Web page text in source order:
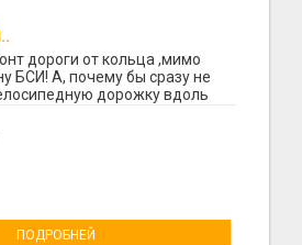
дороги от кольца ,мимо
БСИ! А, почему бы сразу не
дорожку вдоль
ПОДРОБНЕЙ